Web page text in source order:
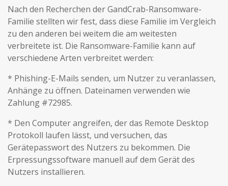
Nach den Recherchen der GandCrab-Ransomware-
Familie stellten wir fest, dass diese Familie im Vergleich
zu den anderen bei weitem die am weitesten
verbreitete ist. Die Ransomware-Familie kann auf
verschiedene Arten verbreitet werden:
* Phishing-E-Mails senden, um Nutzer zu veranlassen,
Anhänge zu öffnen. Dateinamen verwenden wie
Zahlung #72985.
* Den Computer angreifen, der das Remote Desktop
Protokoll laufen lässt, und versuchen, das
Gerätepasswort des Nutzers zu bekommen. Die
Erpressungssoftware manuell auf dem Gerät des
Nutzers installieren.